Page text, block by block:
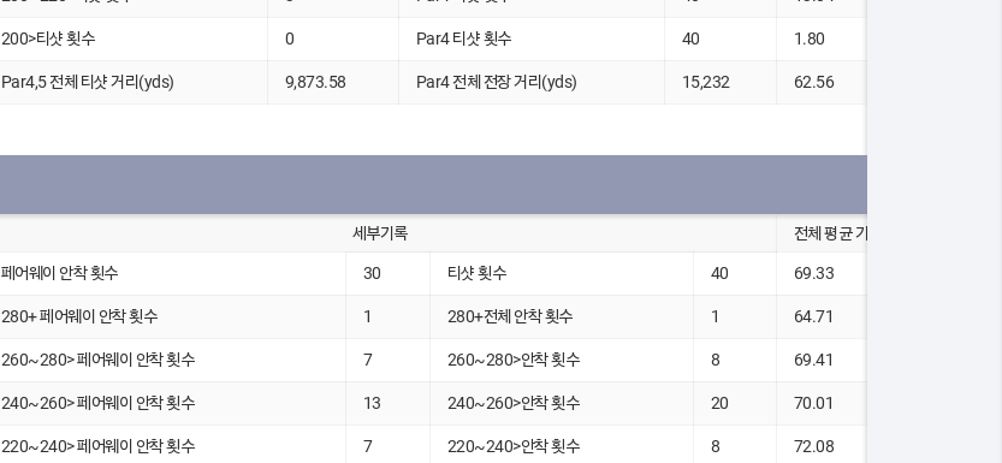
200>티샷 횟수 0 Par4 티샷 횟수 40 1.80
Par4,5 전체 티샷 거리(yds) 9,873.58 Par4 전체 전장 거리(yds) 15,232 62.56
세부기록 전체 평균 기록
페어웨이 안착 횟수 30 티샷 횟수 40 69.33
280+ 페어웨이 안착 횟수 1 280+전체 안착 횟수 1 64.71
260~280> 페어웨이 안착 횟수 7 260~280>안착 횟수 8 69.41
240~260> 페어웨이 안착 횟수 13 240~260>안착 횟수 20 70.01
220~240> 페어웨이 안착 횟수 7 220~240>안착 횟수 8 72.08